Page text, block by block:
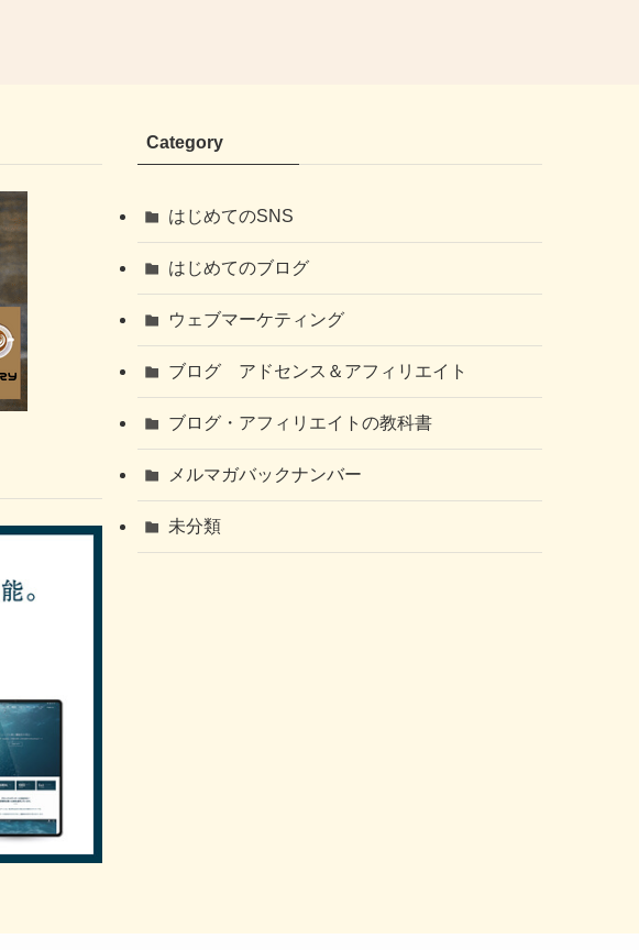
Category
はじめてのSNS
はじめてのブログ
ウェブマーケティング
ブログ アドセンス＆アフィリエイト
ブログ・アフィリエイトの教科書
メルマガバックナンバー
未分類